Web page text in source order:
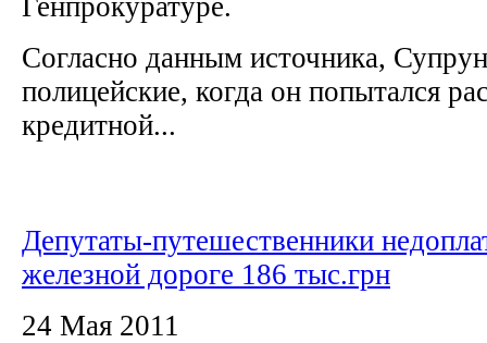
Согласно данным источника,
полицейские, когда он попытался
кредитной...
Депутаты-путешественники
железной дороге 186 тыс.грн
24 Мая 2011